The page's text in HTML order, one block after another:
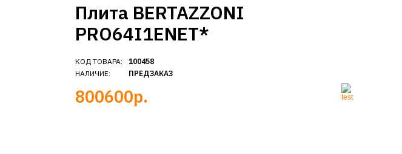
Плита BERTAZZONI
PRO64I1ENET*
КОД ТОВАРА:
НАЛИЧИЕ:
100458
ПРЕДЗАКАЗ
800600р.